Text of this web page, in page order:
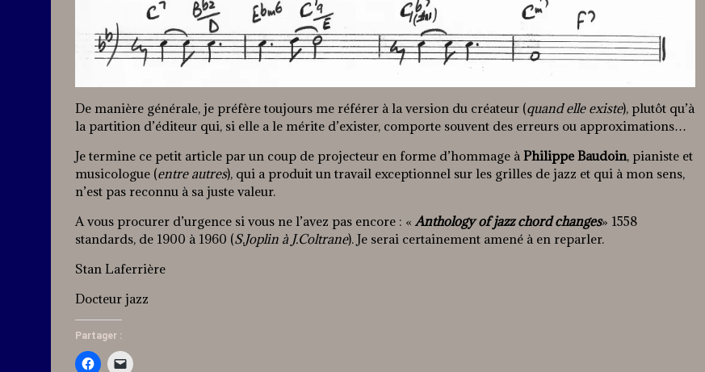
De manière générale, je préfère toujours me référer à la version du créateur (quand elle existe), plutôt qu’à
la partition d’éditeur qui, si elle a le mérite d’exister, comporte souvent des erreurs ou approximations…
Je termine ce petit article par un coup de projecteur en forme d’hommage à Philippe Baudoin, pianiste et
musicologue (entre autres), qui a produit un travail exceptionnel sur les grilles de jazz et qui à mon sens,
n’est pas reconnu à sa juste valeur.
A vous procurer d’urgence si vous ne l’avez pas encore : « Anthology of jazz chord changes» 1558
standards, de 1900 à 1960 (S.Joplin à J.Coltrane). Je serai certainement amené à en reparler.
Stan Laferrière
Docteur jazz
Partager :